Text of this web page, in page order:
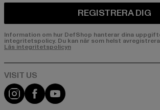
REGISTRERA DIG
Information om hur DefShop hanterar dina
integritetspolicy. Du kan när som helst
Läs integritetspolicyn
Visit our Instagram page:
Visit our Facebook page:
Visit our YouTube channel: